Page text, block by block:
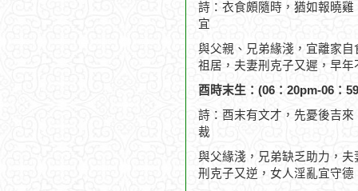
詩：衣食頗隨時，猶如報曉
宜
與父親、兄弟緣淺，宜離家
祖居，夫妻刑克子又遲，早年
酉時末生：(06：20pm-06：
詩：酉末有文才，先憂後吉
裁
與父緣淺，兄弟缺乏助力，
刑克子又逆，女人淫亂宜守德